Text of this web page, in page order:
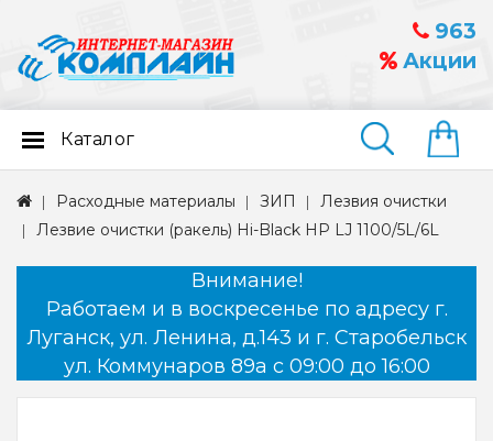
963
Акции
Найти
Каталог
Расходные материалы ЗИП
Лезвия очистки
Лезвие очистки (ракель) Hi-Black HP LJ 1100/5L/6L
Внимание!
Работаем и в воскресенье по адресу г.
Луганск, ул. Ленина, д.143 и г. Старобельск
ул. Коммунаров 89а с 09:00 до 16:00